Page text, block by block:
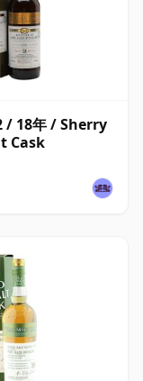
/ 18年 / Sherry
Cask